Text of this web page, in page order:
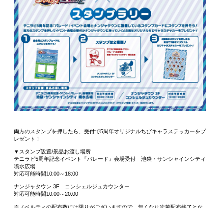
両方のスタンプを押したら、受付で5周年オリジナルちびキャラステッカーをプ
レゼント！
▼スタンプ設置/景品お渡し場所
テニラビ5周年記念イベント『パレード』会場受付 池袋・サンシャインシティ
噴水広場
対応可能時間10:00～18:00
ナンジャタウン 3F コンシェルジュカウンター
対応可能時間10:00～20:00